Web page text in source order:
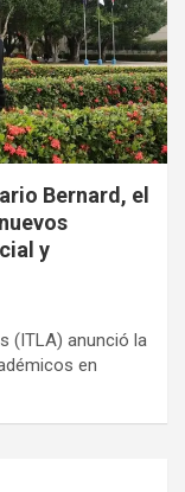
Bernard, el
y
(ITLA) anunció la
en